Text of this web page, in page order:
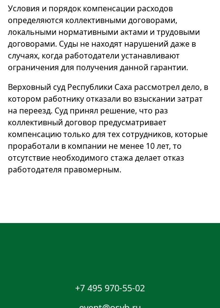
Условия и порядок компенсации расходов
определяются коллективными договорами,
локальными нормативными актами и трудовыми
договорами. Суды не находят нарушений даже в
случаях, когда работодатели устанавливают
ограничения для получения данной гарантии.
Верховный суд Республики Саха рассмотрел дело, в
котором работнику отказали во взыскании затрат
на переезд. Суд принял решение, что раз
коллективный договор предусматривает
компенсацию только для тех сотрудников, которые
проработали в компании не менее 10 лет, то
отсутствие необходимого стажа делает отказ
работодателя правомерным.
+7 495 970-55-02